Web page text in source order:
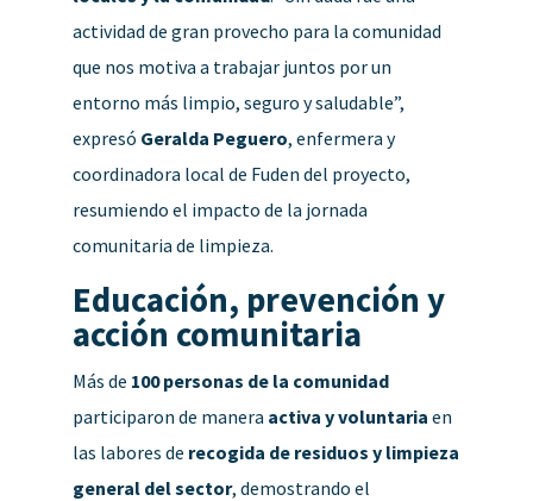
actividad de gran provecho para la comunidad
que nos motiva a trabajar juntos por un
entorno más limpio, seguro y saludable”,
expresó Geralda Peguero, enfermera y
coordinadora local de Fuden del proyecto,
resumiendo el impacto de la jornada
comunitaria de limpieza.
Educación, prevención y
acción comunitaria
Más de 100 personas de la comunidad
participaron de manera activa y voluntaria en
las labores de recogida de residuos y limpieza
general del sector, demostrando el